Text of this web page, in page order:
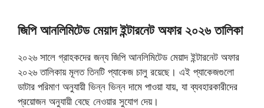
জিপি আনলিমিটেড মেয়াদ ইন্টারনেট অফার ২০২৬ তালিকা
২০২৬ সালে গ্রাহকদের জন্য জিপি আনলিমিটেড মেয়াদ ইন্টারনেট অফার
২০২৬ তালিকায় মূলত তিনটি প্যাকেজ চালু রয়েছে। এই প্যাকেজগুলো
ডাটার পরিমাণ অনুযায়ী ভিন্ন ভিন্ন দামে পাওয়া যায়, যা ব্যবহারকারীদের
প্রয়োজন অনুযায়ী বেছে নেওয়ার সুযোগ দেয়।